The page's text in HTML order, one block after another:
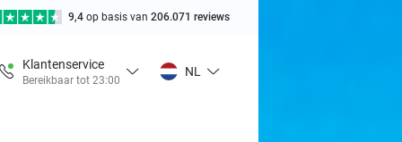
9,4 op basis van 206.071 reviews
Klantenservice
Bereikbaar tot 23:00
NL